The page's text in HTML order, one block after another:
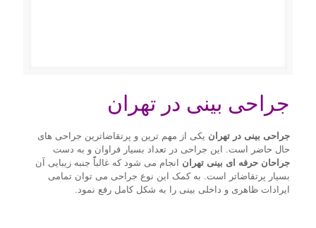
جراحی بینی در تهران
جراحی بینی در تهران یکی از مهم ترین و پرتقاضاترین جراحی های
حال حاضر است. این جراحی در تعداد بسیار فراوان و به دست
جراحان حرفه ای بینی تهران انجام می شود که غالباًً جنبه زیبایی آن
بسیار پرتقاضاتر است. به کمک این نوع جراحی می توان تمامی
ایرادات ظاهری و داخلی بینی را به شکل کامل رفع نمود.